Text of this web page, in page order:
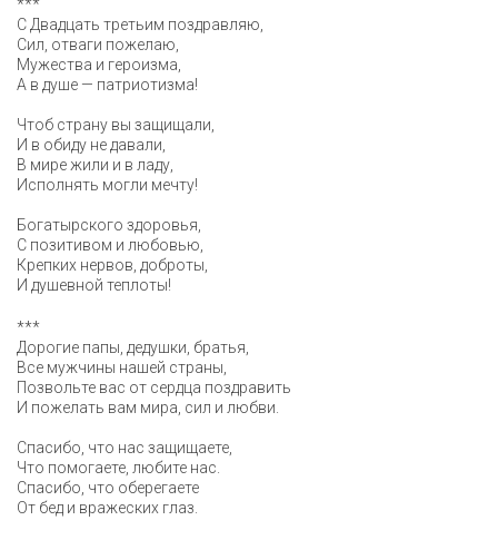
***
С Двадцать третьим поздравляю,
Сил, отваги пожелаю,
Мужества и героизма,
А в душе — патриотизма!
Чтоб страну вы защищали,
И в обиду не давали,
В мире жили и в ладу,
Исполнять могли мечту!
Богатырского здоровья,
С позитивом и любовью,
Крепких нервов, доброты,
И душевной теплоты!
***
Дорогие папы, дедушки, братья,
Все мужчины нашей страны,
Позвольте вас от сердца поздравить
И пожелать вам мира, сил и любви.
Спасибо, что нас защищаете,
Что помогаете, любите нас.
Спасибо, что оберегаете
От бед и вражеских глаз.